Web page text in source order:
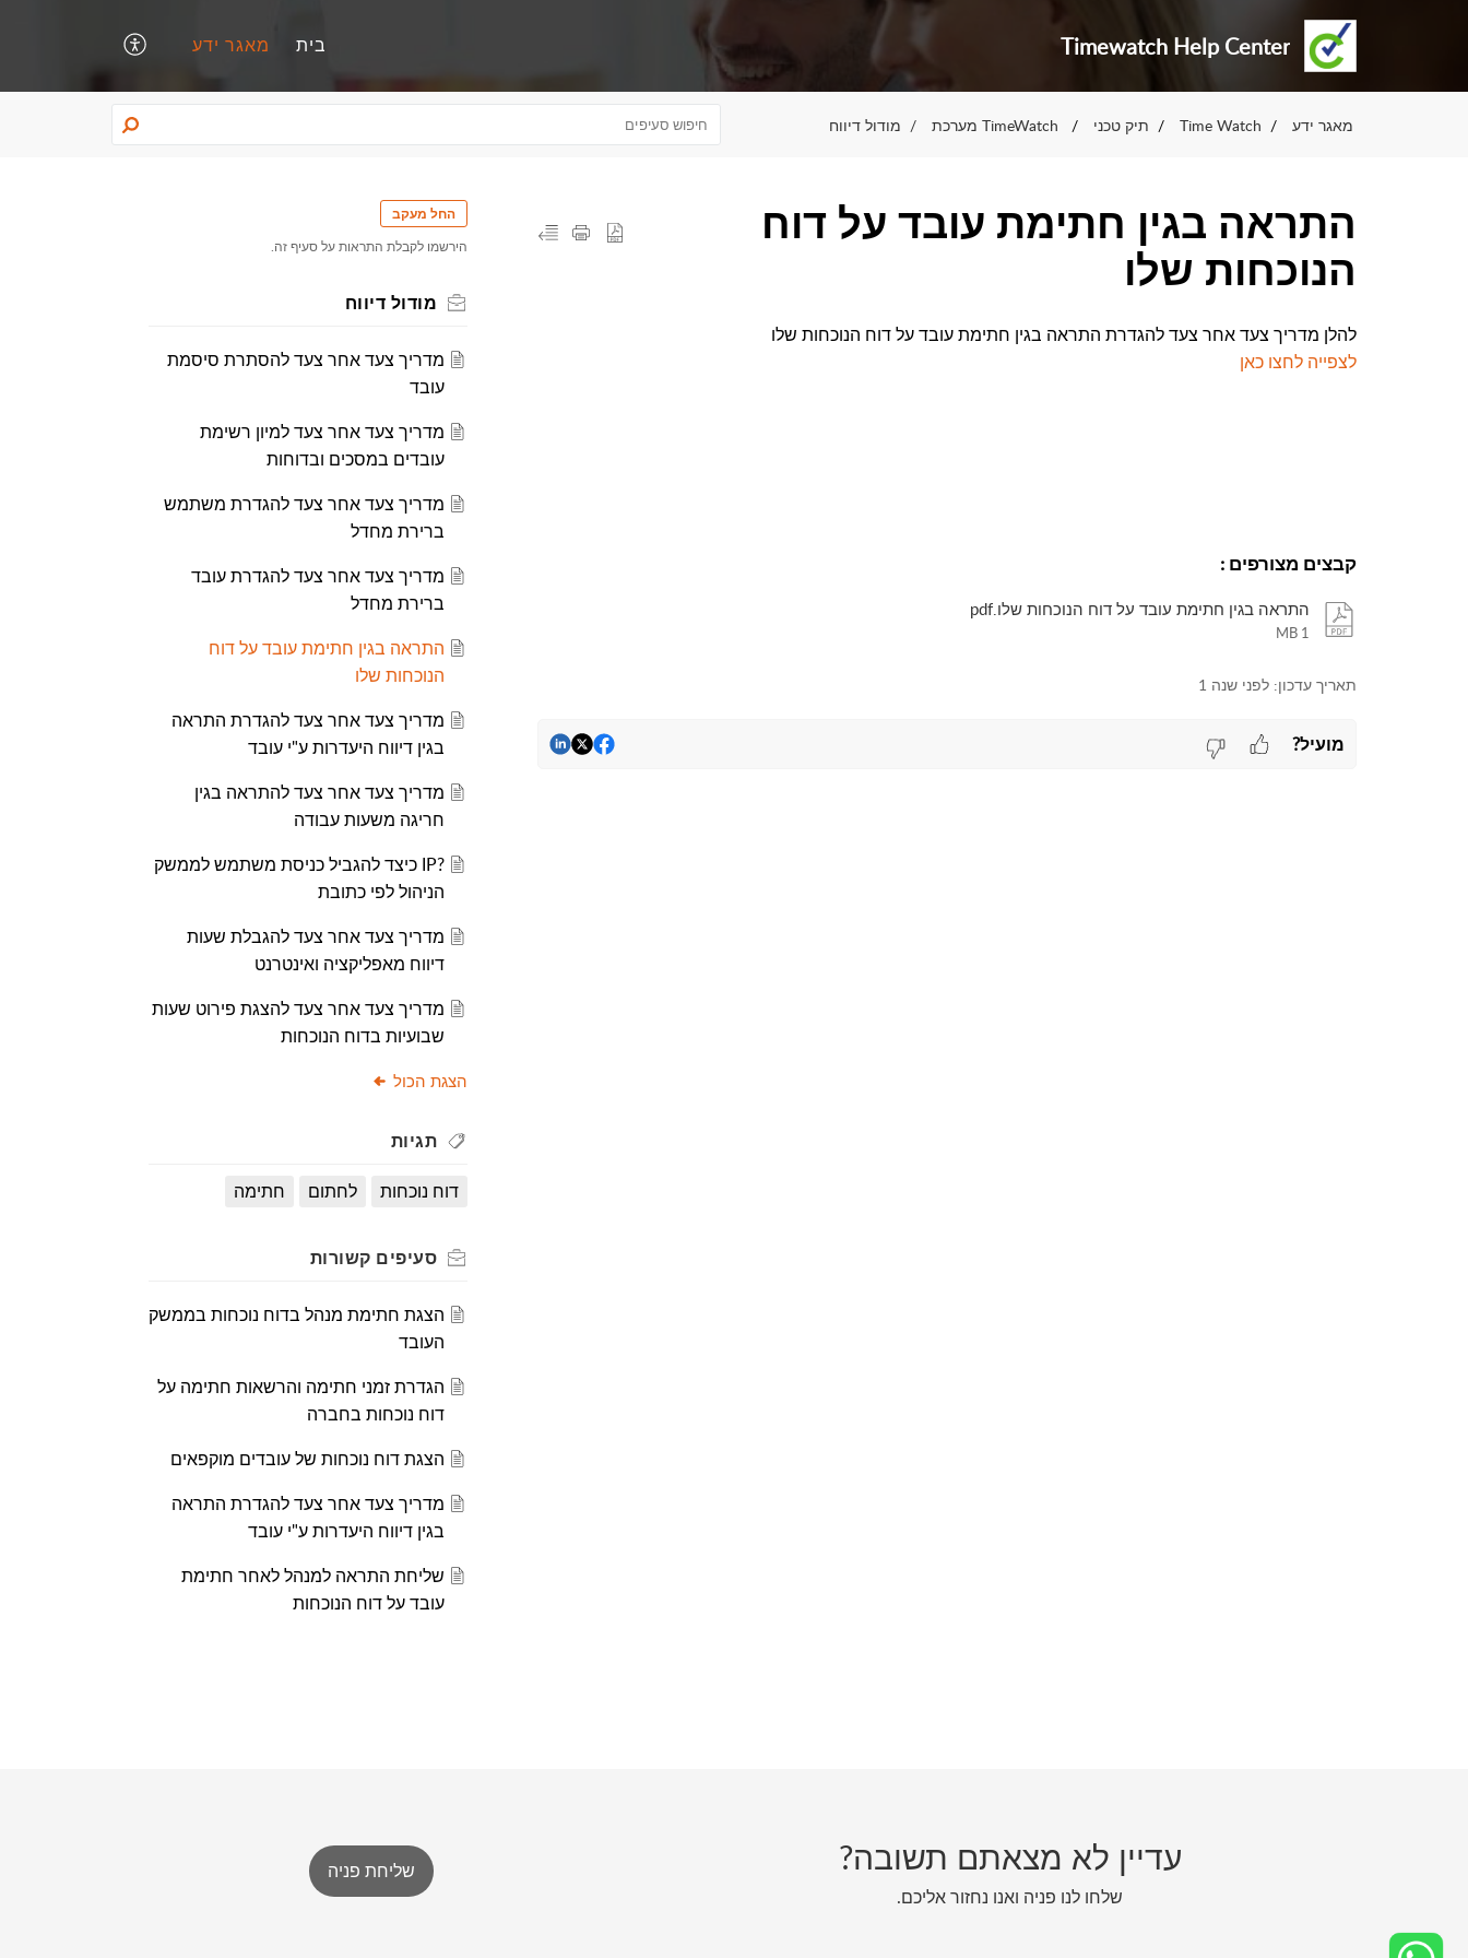
Timewatch Help Center בית מאגר ידע
מאגר ידע Time Watch תיק טכני מודול דיווח
התראה בגין חתימת עובד על דוח
הנוכחות שלו
להלן מדריך צעד אחר צעד להגדרת התראה בגין חתימת עובד על דוח הנוכחות שלו
לצפייה לחצו כאן
קבצים מצורפים :
התראה בגין חתימת עובד על דוח הנוכחות שלו.pdf
1 MB
תאריך עדכון: לפני שנה 1
מועיל?
החל מעקב
הירשמו לקבלת התראות על סעיף זה.
מודול דיווח
מדריך צעד אחר צעד להסתרת סיסמת
עובד
מדריך צעד אחר צעד למיון רשימת
עובדים במסכים ובדוחות
מדריך צעד אחר צעד להגדרת משתמש
ברירת מחדל
מדריך צעד אחר צעד להגדרת עובד
ברירת מחדל
התראה בגין חתימת עובד על דוח
הנוכחות שלו
מדריך צעד אחר צעד להגדרת התראה
בגין דיווח היעדרות ע"י עובד
מדריך צעד אחר צעד להתראה בגין
חריגה משעות עבודה
?IP כיצד להגביל כניסת משתמש לממשק
הניהול לפי כתובת
מדריך צעד אחר צעד להגבלת שעות
דיווח מאפליקציה ואינטרנט
מדריך צעד אחר צעד להצגת פירוט שעות
שבועיות בדוח הנוכחות
הצגת הכול
תגיות
דוח נוכחות לחתום חתימה
סעיפים קשורות
הצגת חתימת מנהל בדוח נוכחות בממשק
העובד
הגדרת זמני חתימה והרשאות חתימה על
דוח נוכחות בחברה
הצגת דוח נוכחות של עובדים מוקפאים
מדריך צעד אחר צעד להגדרת התראה
בגין דיווח היעדרות ע"י עובד
שליחת התראה למנהל לאחר חתימת
עובד על דוח הנוכחות
עדיין לא מצאתם תשובה?
שלחו לנו פניה ואנו נחזור אליכם.
שליחת פניה